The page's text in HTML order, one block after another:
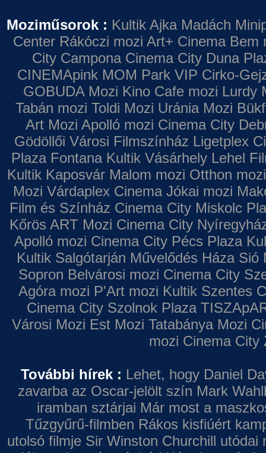
Moziműsorok : Kultik Ajka Madách
Center Rákóczi mozi Art+ Cinema Bem
City Campona Cinema City Duna
CINEMApink MOM Park VIP Cirko-
GOBUDA Mozi Kino Cafe mozi Lurdy
Tabán mozi Toldi Mozi Uránia Mozi
Art Mozi Apolló mozi Cinema City
Gödöllői Városi Filmszínház Ligetplex
Plaza Fontana Kultik Vásárhely Lehel
Kultik Kaposvár Malom mozi Otthon mozi
Mozi Várdaplex Cinema Jókai mozi
Film és Színház Cinema City Miskolc
Kőrös ART Mozi Cinema City
Apolló mozi Cinema City Pécs Plaza
Kultik Salgótarján Művelődés Háza Sió
Sopron Belvárosi mozi Cinema City
Agóra mozi P'Art mozi Kultik Szentes
Cinema City Szolnok Plaza
Városi Mozi Est Mozi Tatabánya Mozi
mozi Cinema City
További hírek : Lehet, hogy Daniel
zavarba az Oscar-jelölt szín Mark
iramban sztárjai Már most a
Tűzgyűrű-filmben Rákos kisfiúért
utolsó filmje Sir Winston Churchill utódai